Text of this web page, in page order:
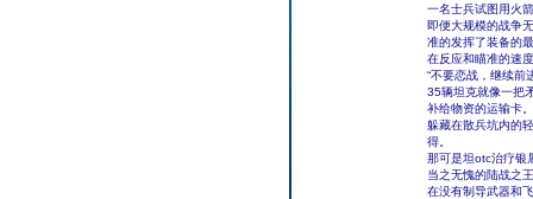
一名士兵试图用火
即便大规模的战争
准的发挥了装备的
在反应和瞄准的速
“不要恋战，继续前
35辆坦克就像一把
补给物资的运输卡。
躲藏在散兵坑内的
得。
那可是坦otc治疗银
当之无愧的陆战之
在没有制导武器和